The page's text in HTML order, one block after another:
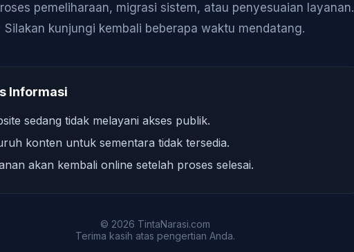
pemeliharaan, migrasi sistem, atau penyesuaian layanan.
Silakan kunjungi kembali beberapa waktu mendatang.
Informasi
sedang tidak melayani akses publik.
konten untuk sementara tidak tersedia.
akan kembali online setelah proses selesai.
© 2026 TintaNarasi.com
Terima kasih atas pengertian Anda.